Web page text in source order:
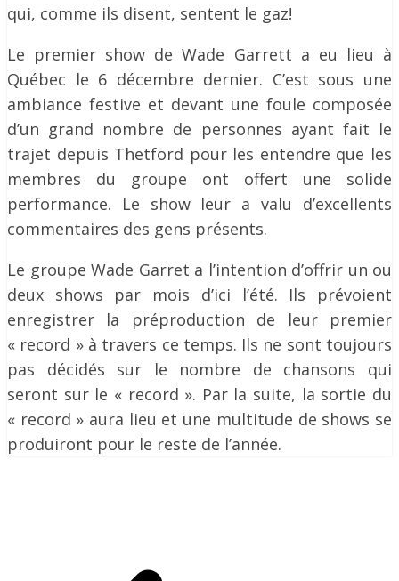
qui, comme ils disent, sentent le gaz!
Le premier show de Wade Garrett a eu lieu à
Québec le 6 décembre dernier. C’est sous une
ambiance festive et devant une foule composée
d’un grand nombre de personnes ayant fait le
trajet depuis Thetford pour les entendre que les
membres du groupe ont offert une solide
performance. Le show leur a valu d’excellents
commentaires des gens présents.
Le groupe Wade Garret a l’intention d’offrir un ou
deux shows par mois d’ici l’été. Ils prévoient
enregistrer la préproduction de leur premier
« record » à travers ce temps. Ils ne sont toujours
pas décidés sur le nombre de chansons qui
seront sur le « record ». Par la suite, la sortie du
« record » aura lieu et une multitude de shows se
produiront pour le reste de l’année.